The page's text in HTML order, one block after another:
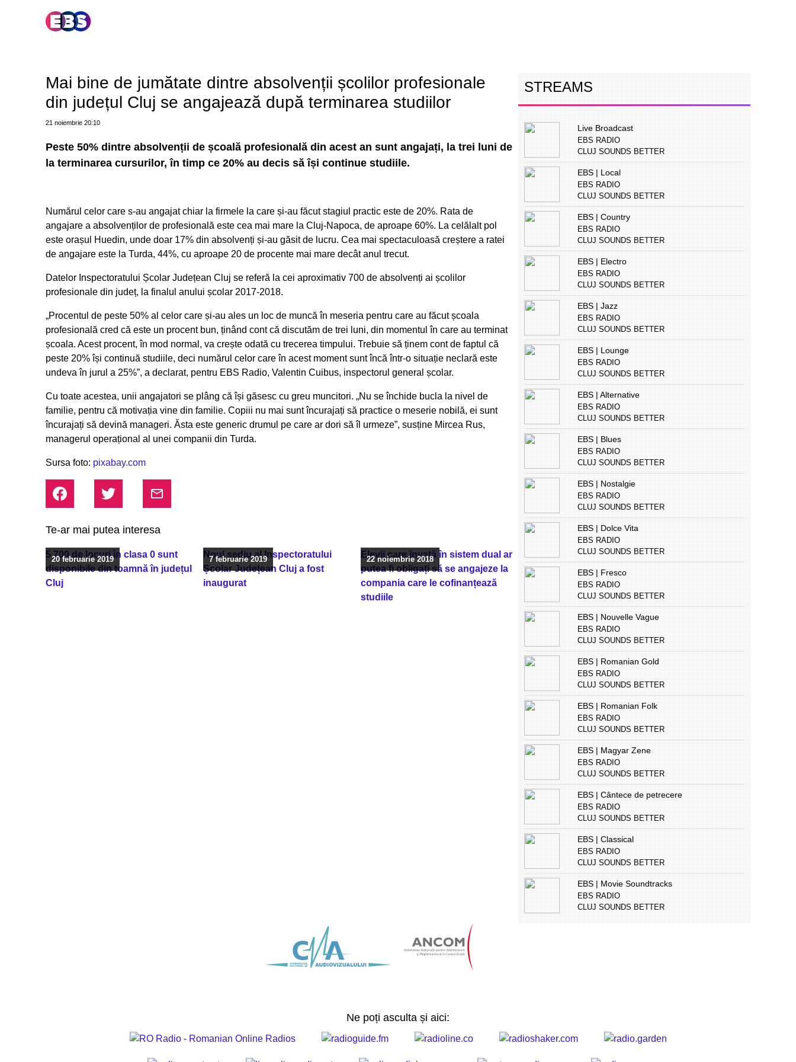
Mai bine de jumătate dintre absolvenții școlilor profesionale
din județul Cluj se angajează după terminarea studiilor
21 noiembrie 20:10
Peste 50% dintre absolvenții de școală profesională din acest an sunt angajați, la trei luni de
la terminarea cursurilor, în timp ce 20% au decis să își continue studiile.
Numărul celor care s-au angajat chiar la firmele la care și-au făcut stagiul practic este de 20%. Rata de
angajare a absolvenților de profesională este cea mai mare la Cluj-Napoca, de aproape 60%. La celălalt pol
este orașul Huedin, unde doar 17% din absolvenți și-au găsit de lucru. Cea mai spectaculoasă creștere a ratei
de angajare este la Turda, 44%, cu aproape 20 de procente mai mare decât anul trecut.
Datelor Inspectoratului Școlar Județean Cluj se referă la cei aproximativ 700 de absolvenți ai școlilor
profesionale din județ, la finalul anului școlar 2017-2018.
„Procentul de peste 50% al celor care și-au ales un loc de muncă în meseria pentru care au făcut școala
profesională cred că este un procent bun, ținând cont că discutăm de trei luni, din momentul în care au terminat
școala. Acest procent, în mod normal, va crește odată cu trecerea timpului. Trebuie să ținem cont de faptul că
peste 20% își continuă studiile, deci numărul celor care în acest moment sunt încă într-o situație neclară este
undeva în jurul a 25%”, a declarat, pentru EBS Radio, Valentin Cuibus, inspectorul general școlar.
Cu toate acestea, unii angajatori se plâng că își găsesc cu greu muncitori. „Nu se închide bucla la nivel de
familie, pentru că motivația vine din familie. Copiii nu mai sunt încurajați să practice o meserie nobilă, ei sunt
încurajați să devină manageri. Ăsta este generic drumul pe care ar dori să îl urmeze”, susține Mircea Rus,
managerul operațional al unei companii din Turda.
Sursa foto: pixabay.com
Te-ar mai putea interesa
5.700 de locuri în clasa 0 sunt
disponibile din toamnă în județul
Cluj
20 februarie 2019
Noul sediu al Inspectoratului
Școlar Județean Cluj a fost
inaugurat
7 februarie 2019
Elevii care învață în sistem dual ar
putea fi obligați să se angajeze la
compania care le cofinanțează
studiile
22 noiembrie 2018
STREAMS
Live Broadcast
EBS RADIO
CLUJ SOUNDS BETTER
EBS | Local
EBS RADIO
CLUJ SOUNDS BETTER
EBS | Country
EBS RADIO
CLUJ SOUNDS BETTER
EBS | Electro
EBS RADIO
CLUJ SOUNDS BETTER
EBS | Jazz
EBS RADIO
CLUJ SOUNDS BETTER
EBS | Lounge
EBS RADIO
CLUJ SOUNDS BETTER
EBS | Alternative
EBS RADIO
CLUJ SOUNDS BETTER
EBS | Blues
EBS RADIO
CLUJ SOUNDS BETTER
EBS | Nostalgie
EBS RADIO
CLUJ SOUNDS BETTER
EBS | Dolce Vita
EBS RADIO
CLUJ SOUNDS BETTER
EBS | Fresco
EBS RADIO
CLUJ SOUNDS BETTER
EBS | Nouvelle Vague
EBS RADIO
CLUJ SOUNDS BETTER
EBS | Romanian Gold
EBS RADIO
CLUJ SOUNDS BETTER
EBS | Romanian Folk
EBS RADIO
CLUJ SOUNDS BETTER
EBS | Magyar Zene
EBS RADIO
CLUJ SOUNDS BETTER
EBS | Cântece de petrecere
EBS RADIO
CLUJ SOUNDS BETTER
EBS | Classical
EBS RADIO
CLUJ SOUNDS BETTER
EBS | Movie Soundtracks
EBS RADIO
CLUJ SOUNDS BETTER
Ne poți asculta și aici: